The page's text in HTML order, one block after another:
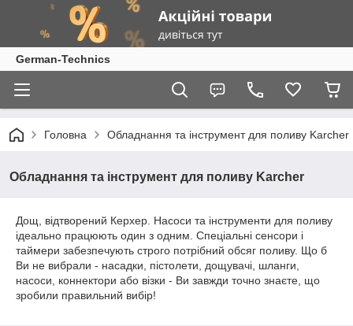
German-Technics
Головна Обладнання та інструмент для поливу Karcher
Обладнання та інструмент для поливу Karcher
Дощ, відтворений Керхер. Насоси та інструменти для поливу
ідеально працюють один з одним. Спеціальні сенсори і
таймери забезпечують строго потрібний обсяг поливу. Що б
Ви не вибрали - насадки, пістолети, дощувачі, шланги,
насоси, коннектори або візки - Ви завжди точно знаєте, що
зробили правильний вибір!